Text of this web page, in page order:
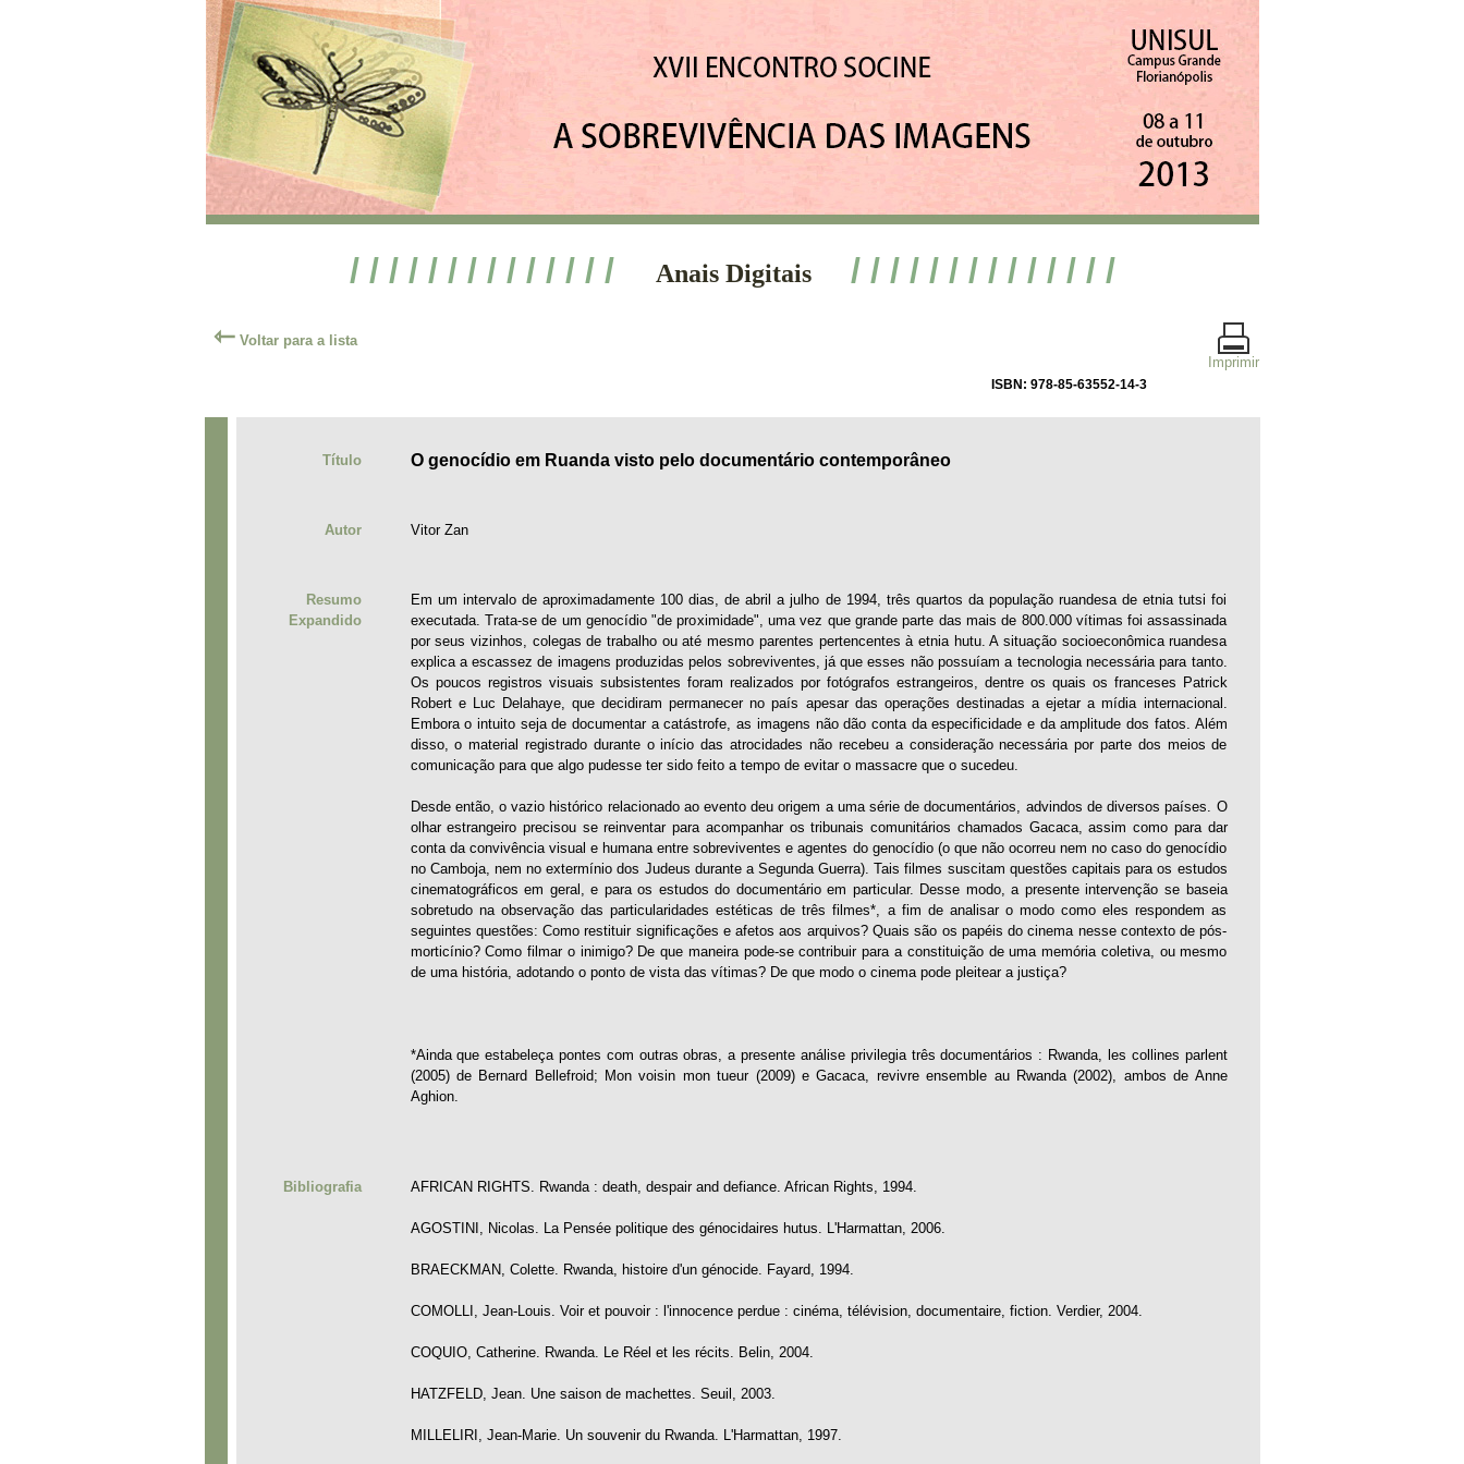
/ / / / / / / / / / / / / / Anais Digitais / / / / / / / / / / / / / /
⇽Voltar para a lista
Imprimir
ISBN: 978-85-63552-14-3
Título O genocídio em Ruanda visto pelo documentário contemporâneo
Autor Vitor Zan
Resumo
Expandido
Em um intervalo de aproximadamente 100 dias, de abril a julho de 1994, três quartos da população ruandesa de etnia tutsi foi
executada. Trata-se de um genocídio "de proximidade", uma vez que grande parte das mais de 800.000 vítimas foi assassinada
por seus vizinhos, colegas de trabalho ou até mesmo parentes pertencentes à etnia hutu. A situação socioeconômica ruandesa
explica a escassez de imagens produzidas pelos sobreviventes, já que esses não possuíam a tecnologia necessária para tanto.
Os poucos registros visuais subsistentes foram realizados por fotógrafos estrangeiros, dentre os quais os franceses Patrick
Robert e Luc Delahaye, que decidiram permanecer no país apesar das operações destinadas a ejetar a mídia internacional.
Embora o intuito seja de documentar a catástrofe, as imagens não dão conta da especificidade e da amplitude dos fatos. Além
disso, o material registrado durante o início das atrocidades não recebeu a consideração necessária por parte dos meios de
comunicação para que algo pudesse ter sido feito a tempo de evitar o massacre que o sucedeu.
Desde então, o vazio histórico relacionado ao evento deu origem a uma série de documentários, advindos de diversos países. O
olhar estrangeiro precisou se reinventar para acompanhar os tribunais comunitários chamados Gacaca, assim como para dar
conta da convivência visual e humana entre sobreviventes e agentes do genocídio (o que não ocorreu nem no caso do genocídio
no Camboja, nem no extermínio dos Judeus durante a Segunda Guerra). Tais filmes suscitam questões capitais para os estudos
cinematográficos em geral, e para os estudos do documentário em particular. Desse modo, a presente intervenção se baseia
sobretudo na observação das particularidades estéticas de três filmes*, a fim de analisar o modo como eles respondem as
seguintes questões: Como restituir significações e afetos aos arquivos? Quais são os papéis do cinema nesse contexto de pós-
morticínio? Como filmar o inimigo? De que maneira pode-se contribuir para a constituição de uma memória coletiva, ou mesmo
de uma história, adotando o ponto de vista das vítimas? De que modo o cinema pode pleitear a justiça?
*Ainda que estabeleça pontes com outras obras, a presente análise privilegia três documentários : Rwanda, les collines parlent
(2005) de Bernard Bellefroid; Mon voisin mon tueur (2009) e Gacaca, revivre ensemble au Rwanda (2002), ambos de Anne
Aghion.
Bibliografia AFRICAN RIGHTS. Rwanda : death, despair and defiance. African Rights, 1994.
AGOSTINI, Nicolas. La Pensée politique des génocidaires hutus. L'Harmattan, 2006.
BRAECKMAN, Colette. Rwanda, histoire d'un génocide. Fayard, 1994.
COMOLLI, Jean-Louis. Voir et pouvoir : l'innocence perdue : cinéma, télévision, documentaire, fiction. Verdier, 2004.
COQUIO, Catherine. Rwanda. Le Réel et les récits. Belin, 2004.
HATZFELD, Jean. Une saison de machettes. Seuil, 2003.
MILLELIRI, Jean-Marie. Un souvenir du Rwanda. L'Harmattan, 1997.